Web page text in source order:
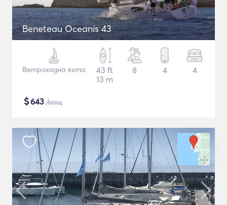
Beneteau Oceanis 43
Ветроходна яхта
43 ft
13 m
8 4 4
$643 /нощ